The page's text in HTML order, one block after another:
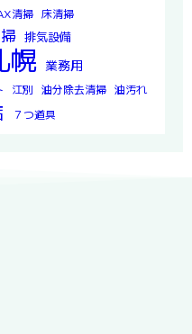
清掃 床清掃
排気設備
幌 業務用
江別 油分除去清掃 油汚れ
７つ道具